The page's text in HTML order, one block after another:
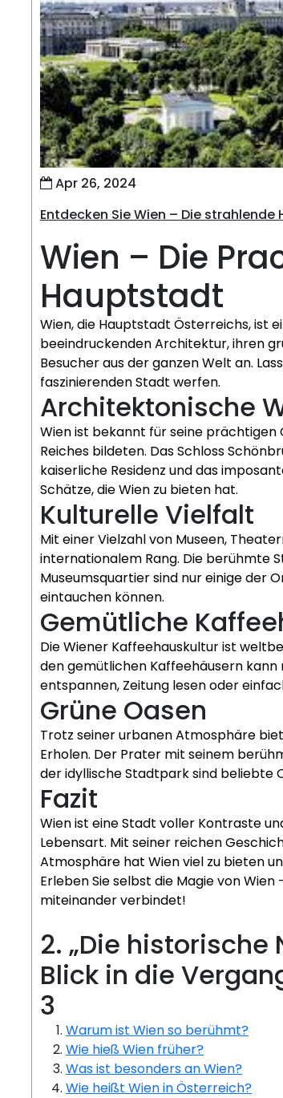
Apr 26, 2024
Entdecken Sie Wien – Die
Wien – Die
Hauptstadt
Wien, die Hauptstadt Österreichs, ist
beeindruckenden Architektur, ihren
Besucher aus der ganzen Welt an.
faszinierenden Stadt werfen.
Architektonische
Wien ist bekannt für seine prächtigen
Reiches bildeten. Das Schloss
kaiserliche Residenz und das
Schätze, die Wien zu bieten hat.
Kulturelle Vielfalt
Mit einer Vielzahl von Museen,
internationalem Rang. Die berühmte
Museumsquartier sind nur einige der
eintauchen können.
Gemütliche
Die Wiener Kaffeehauskultur ist
den gemütlichen Kaffeehäusern
entspannen, Zeitung lesen oder
Grüne Oasen
Trotz seiner urbanen Atmosphäre
Erholen. Der Prater mit seinem
der idyllische Stadtpark sind beliebte
Fazit
Wien ist eine Stadt voller Kontraste
Lebensart. Mit seiner reichen
Atmosphäre hat Wien viel zu bieten
Erleben Sie selbst die Magie von
miteinander verbindet!
2. „Die
Blick in die
3
Warum ist Wien so berühmt?
Wie hieß Wien früher?
Was ist besonders an Wien?
Wie heißt Wien in Österreich?